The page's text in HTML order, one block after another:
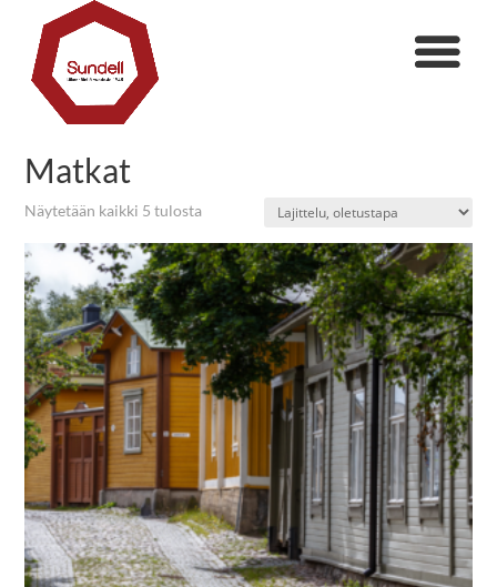
Matkat
Näytetään kaikki 5 tulosta